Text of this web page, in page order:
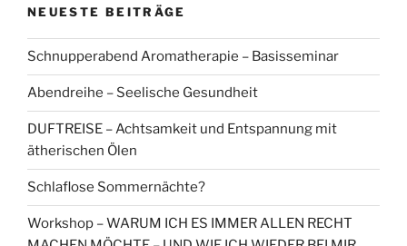
NEUESTE BEITRÄGE
Schnupperabend Aromatherapie – Basisseminar
Abendreihe – Seelische Gesundheit
DUFTREISE – Achtsamkeit und Entspannung mit
ätherischen Ölen
Schlaflose Sommernächte?
Workshop – WARUM ICH ES IMMER ALLEN RECHT